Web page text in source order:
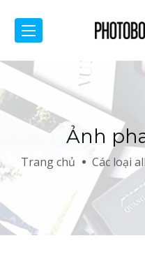
Ảnh
Trang chủ Các loại